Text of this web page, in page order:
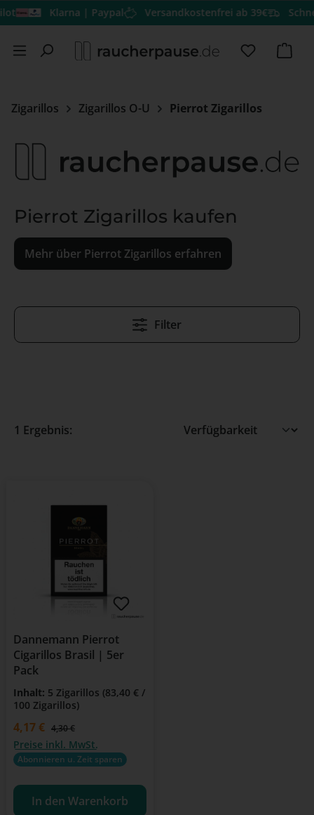
Zum Hauptinhalt springen
Klarna | Paypal Versandkostenfrei ab 39€
Du hast
Zigarillos Zigarillos O-U Pierrot Zigarillos
Pierrot Zigarillos kaufen
Mehr über Pierrot Zigarillos erfahren
Filter
1 Ergebnis:
Dannemann Pierrot
Cigarillos Brasil | 5er
Pack
Inhalt: 5 Zigarillos (83,40 € /
100 Zigarillos)
Verkaufspreis:
4,17 € Regulärer Preis:
4,30 €
Preise inkl. MwSt.
Abonnieren u. Zeit sparen
In den Warenkorb